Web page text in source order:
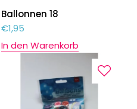
Ballonnen 18
€1,95
In den Warenkorb